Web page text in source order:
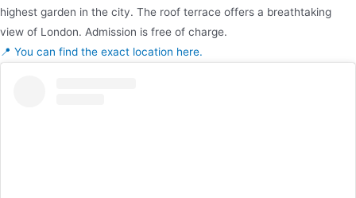
highest garden in the city. The roof terrace offers a breathtaking
view of London. Admission is free of charge.
📍 You can find the exact location here.